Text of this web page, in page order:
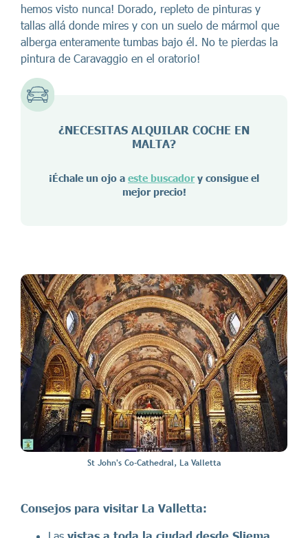
hemos visto nunca! Dorado, repleto de pinturas y
tallas allá donde mires y con un suelo de mármol que
alberga enteramente tumbas bajo él. No te pierdas la
pintura de Caravaggio en el oratorio!
¿NECESITAS ALQUILAR COCHE EN
MALTA?
¡Échale un ojo a este buscador y consigue el
mejor precio!
St John's Co-Cathedral, La Valletta
Consejos para visitar La Valletta: